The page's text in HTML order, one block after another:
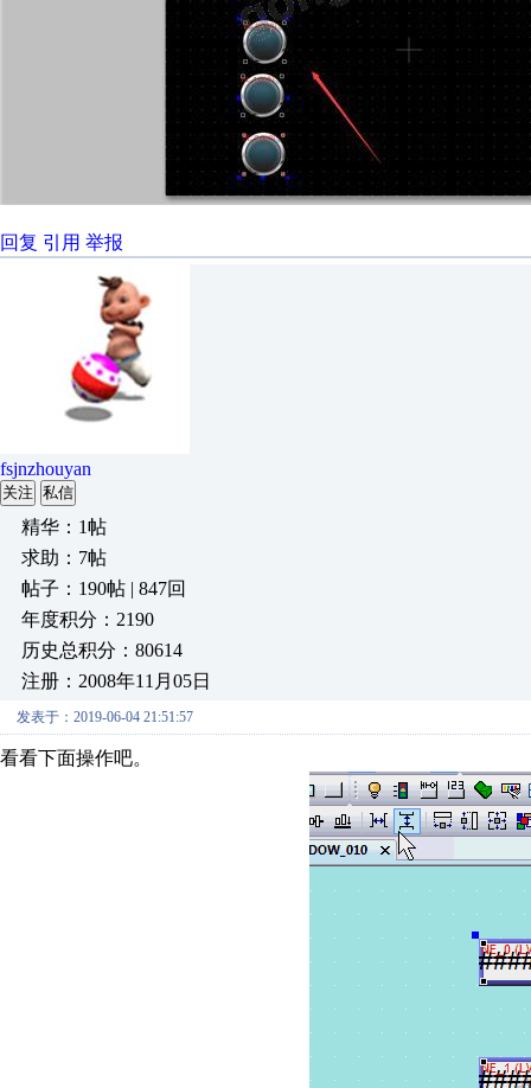
回复 引用 举报
fsjnzhouyan
关注 私信
精华：1帖
求助：7帖
帖子：190帖 | 847回
年度积分：2190
历史总积分：80614
注册：2008年11月05日
发表于：2019-06-04 21:51:57
看看下面操作吧。